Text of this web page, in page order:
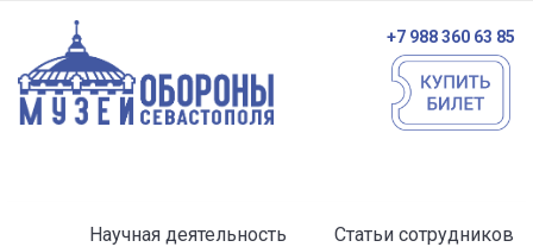
+7 988 360 63 85
Научная деятельность
Статьи сотрудников